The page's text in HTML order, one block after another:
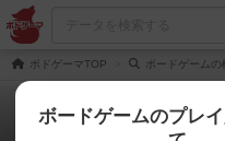
ボドゲーマTOP ボードゲームの
ボードゲームのプレ